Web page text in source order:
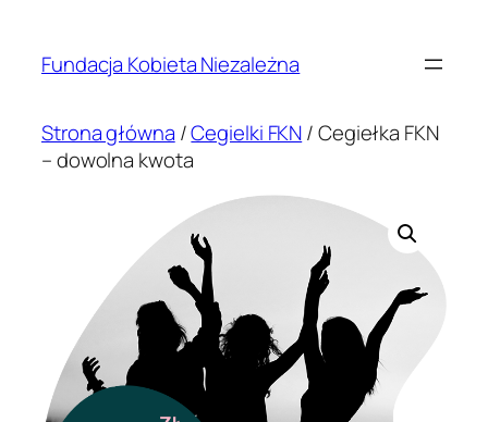
treściFundacja Kobieta Niezależna
Strona główna /Cegielki FKN/ Cegiełka FKN
– dowolna kwota